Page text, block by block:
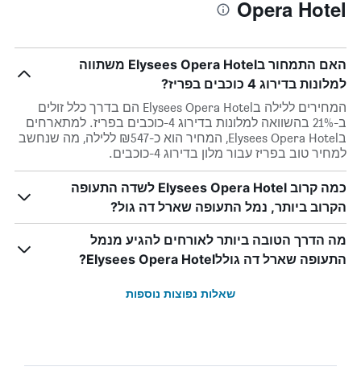
Opera Hotel
האם התמחור בElysees Opera Hotel משתווה
למלונות בדירוג 4 כוכבים בפריז?
המחירים ללילה בElysees Opera Hotel הם בדרך כלל זולים
ב-21% בהשוואה למלונות בדירוג 4-כוכבים בפריז. למתארחים
בElysees Opera Hotel, המחיר הוא כ-₪547 ללילה, מה שנחשב
למחיר טוב בפריז עבור מלון בדירוג 4-כוכבים.
כמה קרוב Elysees Opera Hotel לשדה התעופה
הקרוב ביותר, נמל התעופה שארל דה גול?
מה הדרך הטובה ביותר לאורחים להגיע מנמל
התעופה שארל דה גוללElysees Opera Hotel?
שאלות נפוצות נוספות